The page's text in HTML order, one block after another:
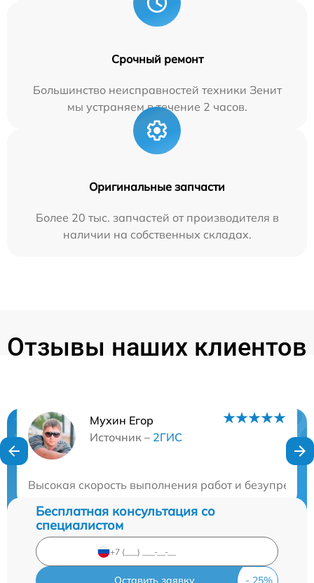
Срочный ремонт
Большинство неисправностей техники Зенит
мы устраняем в течение 2 часов.
Оригинальные запчасти
Более 20 тыс. запчастей от производителя в
наличии на собственных складах.
Отзывы наших клиентов
Мухин Егор
Источник – 2ГИС
Высокая скорость выполнения работ и
Нужна консультация?
Бесплатная консультация со
специалистом
Оставить заявку